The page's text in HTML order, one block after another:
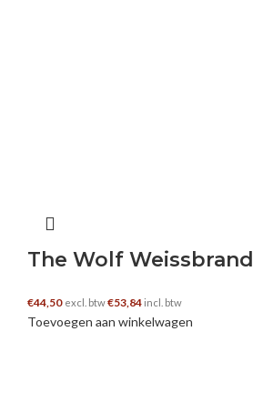
The Wolf Weissbrand
€44,50 excl. btw€53,84 incl. btw
Toevoegen aan winkelwagen